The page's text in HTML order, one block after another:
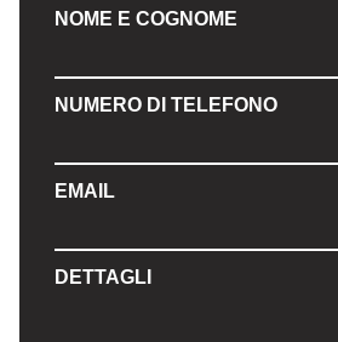
NOME E COGNOME
NUMERO DI TELEFONO
EMAIL
DETTAGLI